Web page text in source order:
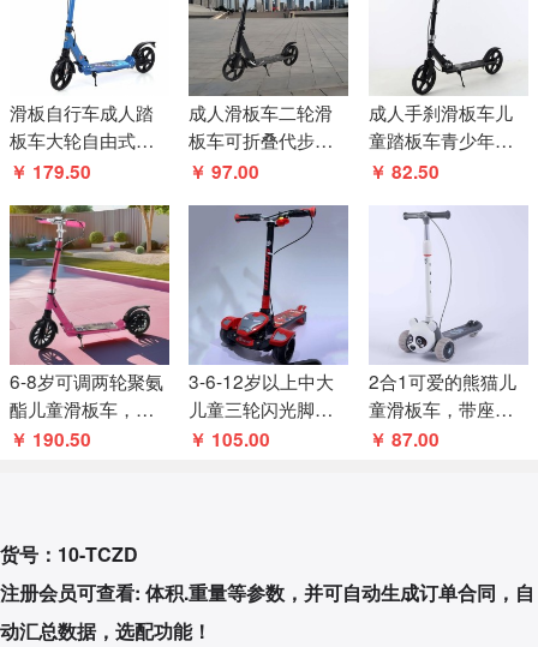
滑板自行车成人踏
板车大轮自由式踢
成人踏板车踢和脚
￥ 179.50
成人滑板车二轮滑
板车可折叠代步青
少年儿童前后刹可
￥ 97.00
成人手刹滑板车儿
童踏板车青少年上
班平衡车大轮二轮
￥ 82.50
6-8岁可调两轮聚氨
酯儿童滑板车，四
速轮胎可折叠设计
￥ 190.50
3-6-12岁以上中大
儿童三轮闪光脚踏
车 滑滑车 大号减震
￥ 105.00
2合1可爱的熊猫儿
童滑板车，带座椅
音乐和灯光多种功
￥ 87.00
货号：10-TCZD
注册会员可查看: 体积.重量等参数，并可自动生成订单合同，自
动汇总数据，选配功能！